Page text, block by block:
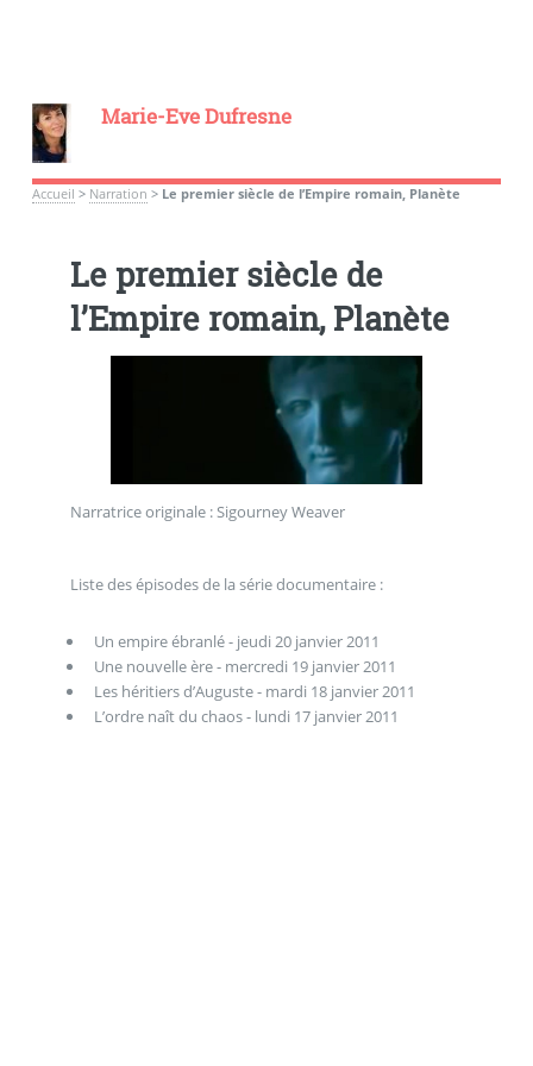
Marie-Eve Dufresne
Accueil > Narration > Le premier siècle de l’Empire romain, Planète
Le premier siècle de
l’Empire romain, Planète
Narratrice originale : Sigourney Weaver
Liste des épisodes de la série documentaire :
Un empire ébranlé - jeudi 20 janvier 2011
Une nouvelle ère - mercredi 19 janvier 2011
Les héritiers d’Auguste - mardi 18 janvier 2011
L’ordre naît du chaos - lundi 17 janvier 2011